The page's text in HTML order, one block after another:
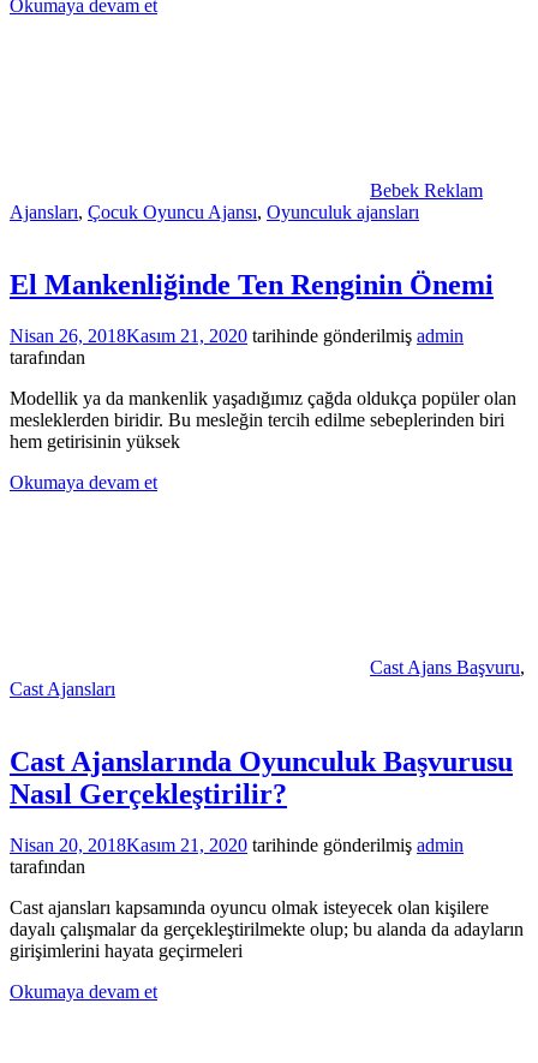
Okumaya devam et
Bebek Reklam
Ajansları, Çocuk Oyuncu Ajansı, Oyunculuk ajansları
El Mankenliğinde Ten Renginin Önemi
Nisan 26, 2018Kasım 21, 2020 tarihinde gönderilmiş admin
tarafından
Modellik ya da mankenlik yaşadığımız çağda oldukça popüler olan
mesleklerden biridir. Bu mesleğin tercih edilme sebeplerinden biri
hem getirisinin yüksek
Okumaya devam et
Cast Ajans Başvuru,
Cast Ajansları
Cast Ajanslarında Oyunculuk Başvurusu
Nasıl Gerçekleştirilir?
Nisan 20, 2018Kasım 21, 2020 tarihinde gönderilmiş admin
tarafından
Cast ajansları kapsamında oyuncu olmak isteyecek olan kişilere
dayalı çalışmalar da gerçekleştirilmekte olup; bu alanda da adayların
girişimlerini hayata geçirmeleri
Okumaya devam et